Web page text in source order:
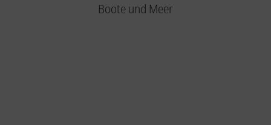
Boote und Meer